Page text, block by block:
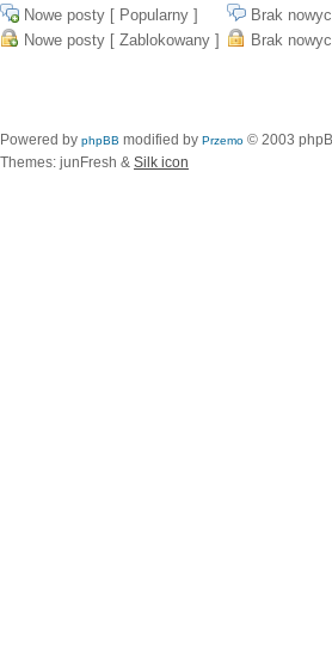
Nowe posty [ Popularny ]
Brak
Nowe posty [ Zablokowany ]
Brak
Powered by phpBB modified by Przemo © 2003
Themes: junFresh & Silk icon